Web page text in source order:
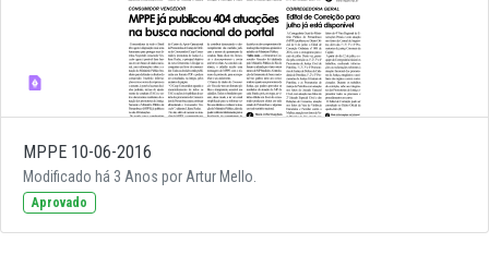
MPPE 10-06-2016
Modificado há 3 Anos por Artur Mello.
Aprovado